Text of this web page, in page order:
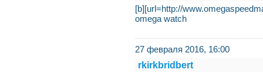
[b][url=http://
omega watch
27 февраля 2016, 16:00
rkirkbridbert